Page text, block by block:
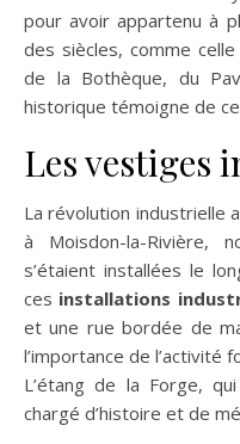
pour avoir appartenu à
des siècles, comme
de la Bothèque, du
historique témoigne de
Les vestiges
La révolution industrielle
à Moisdon-la-Rivière,
s’étaient installées le
ces installations
et une rue bordée de
l’importance de l’activité
L’étang de la Forge,
chargé d’histoire et de